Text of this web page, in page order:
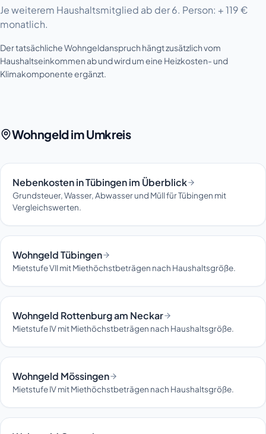
Je weiterem Haushaltsmitglied ab der 6. Person: + 119 €
monatlich.
Der tatsächliche Wohngeldanspruch hängt zusätzlich vom
Haushaltseinkommen ab und wird um eine Heizkosten- und
Klimakomponente ergänzt.
Wohngeld im Umkreis
Nebenkosten in Tübingen im Überblick
Grundsteuer, Wasser, Abwasser und Müll für Tübingen mit
Vergleichswerten.
Wohngeld Tübingen
Mietstufe VII mit Miethöchstbeträgen nach Haushaltsgröße.
Wohngeld Rottenburg am Neckar
Mietstufe IV mit Miethöchstbeträgen nach Haushaltsgröße.
Wohngeld Mössingen
Mietstufe IV mit Miethöchstbeträgen nach Haushaltsgröße.